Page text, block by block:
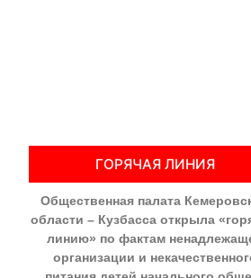
ГОРЯЧАЯ ЛИНИЯ
Общественная палата
области – Кузбасса открыла
линию» по фактам
организации и